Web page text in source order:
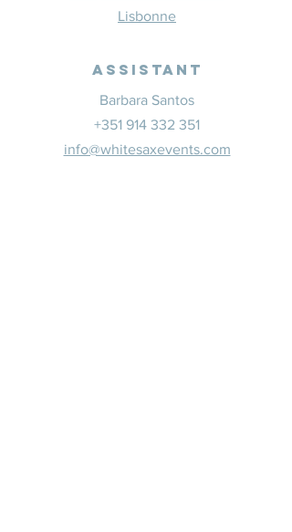
Lisbonne
Assistant
Barbara Santos
+351 914 332 351
info@whitesaxevents.com